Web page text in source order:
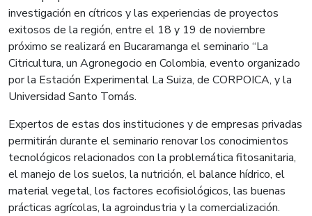
investigación en cítricos y las experiencias de proyectos
exitosos de la región, entre el 18 y 19 de noviembre
próximo se realizará en Bucaramanga el seminario “La
Citricultura, un Agronegocio en Colombia, evento organizado
por la Estación Experimental La Suiza, de CORPOICA, y la
Universidad Santo Tomás.
Expertos de estas dos instituciones y de empresas privadas
permitirán durante el seminario renovar los conocimientos
tecnológicos relacionados con la problemática fitosanitaria,
el manejo de los suelos, la nutrición, el balance hídrico, el
material vegetal, los factores ecofisiológicos, las buenas
prácticas agrícolas, la agroindustria y la comercialización.